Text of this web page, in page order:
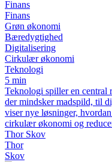
Finans
Finans
Grøn økonomi
Bæredygtighed
Digitalisering
Cirkulær økonomi
Teknologi
5 min
Teknologi spiller en central
der mindsker madspild, til
viser nye løsninger,
cirkulær økonomi og
Thor Skov
Thor
Skov